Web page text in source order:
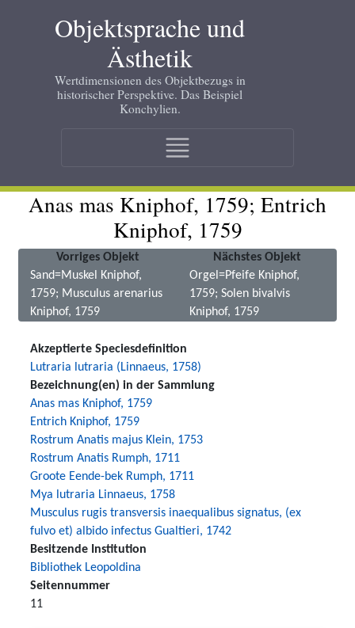
Objektsprache und
Ästhetik
Wertdimensionen des Objektbezugs in
historischer Perspektive. Das Beispiel
Konchylien.
Anas mas Kniphof, 1759; Entrich
Kniphof, 1759
Vorriges Objekt
Sand=Muskel Kniphof,
1759; Musculus arenarius
Kniphof, 1759
Nächstes Objekt
Orgel=Pfeife Kniphof,
1759; Solen bivalvis
Kniphof, 1759
Akzeptierte Speciesdefinition
Lutraria lutraria (Linnaeus, 1758)
Bezeichnung(en) in der Sammlung
Anas mas Kniphof, 1759
Entrich Kniphof, 1759
Rostrum Anatis majus Klein, 1753
Rostrum Anatis Rumph, 1711
Groote Eende-bek Rumph, 1711
Mya lutraria Linnaeus, 1758
Musculus rugis transversis inaequalibus signatus, (ex
fulvo et) albido infectus Gualtieri, 1742
Besitzende Institution
Bibliothek Leopoldina
Seitennummer
11